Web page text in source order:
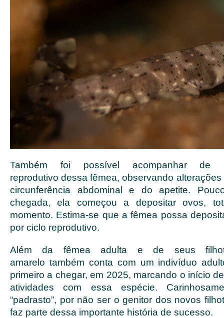
Também foi possível acompanhar
reprodutivo dessa fêmea, observando
circunferência abdominal e do apetite.
chegada, ela começou a depositar ovos,
momento. Estima-se que a fêmea possa
por ciclo reprodutivo.
Além da fêmea adulta e de seus
amarelo também conta com um indivíduo
primeiro a chegar, em 2025, marcando o início
atividades com essa espécie.
“padrasto”, por não ser o genitor dos novos
faz parte dessa importante história de sucesso.